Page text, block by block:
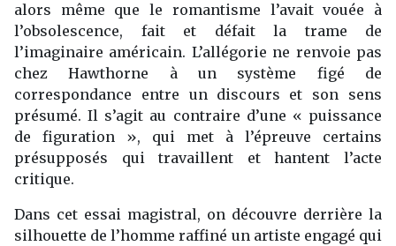
alors même que le romantisme l’avait vouée à
l’obsolescence, fait et défait la trame de
l’imaginaire américain. L’allégorie ne renvoie pas
chez Hawthorne à un système figé de
correspondance entre un discours et son sens
présumé. Il s’agit au contraire d’une « puissance
de figuration », qui met à l’épreuve certains
présupposés qui travaillent et hantent l’acte
critique.
Dans cet essai magistral, on découvre derrière la
silhouette de l’homme raffiné un artiste engagé qui